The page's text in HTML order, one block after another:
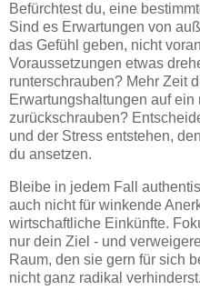
Befürchtest du, eine
Sind es Erwartungen von
das Gefühl geben, nicht
Voraussetzungen etwas
runterschrauben? Mehr Zeit
Erwartungshaltungen auf
zurückschrauben?
und der Stress entstehen,
du ansetzen.
Bleibe in jedem Fall
auch nicht für winkende
wirtschaftliche Einkünfte.
nur dein Ziel - und
Raum, den sie gern für sich
nicht ganz radikal verhinderst.